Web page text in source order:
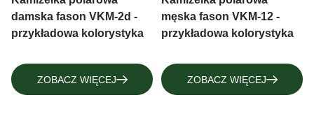
damska fason VKM-2d -
przykładowa kolorystyka
ZOBACZ WIĘCEJ
męska fason VKM-12 -
przykładowa kolorystyka
ZOBACZ WIĘCEJ